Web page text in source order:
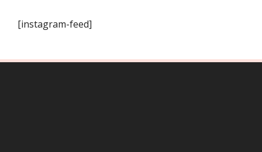
[instagram-feed]